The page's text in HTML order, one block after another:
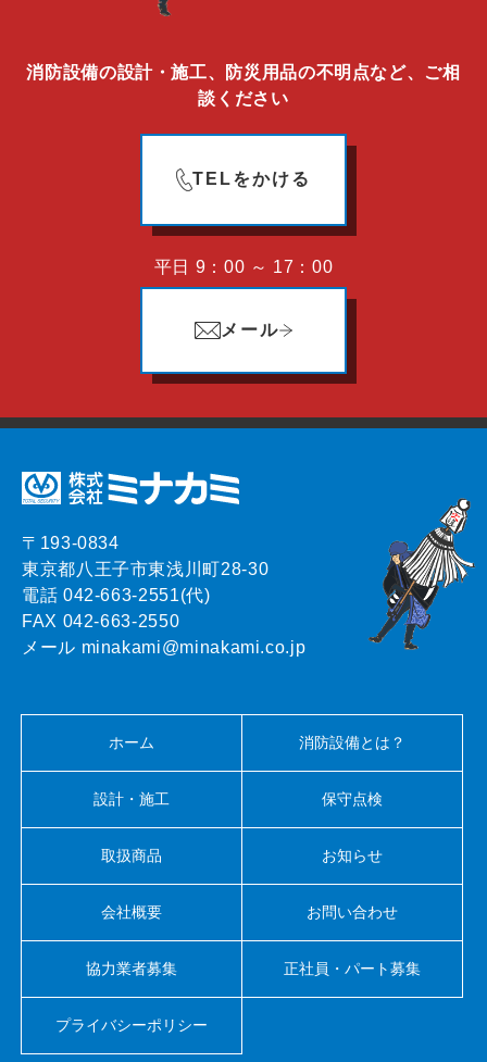
消防設備の設計・施工、防災用品の不明点など、ご相
談ください
TELをかける
平日 9：00 ～ 17：00
メール
〒193-0834
東京都八王子市東浅川町28-30
電話 042-663-2551(代)
FAX 042-663-2550
メール minakami@minakami.co.jp
ホーム 消防設備とは？
設計・施工 保守点検
取扱商品 お知らせ
会社概要 お問い合わせ
協力業者募集 正社員・パート募集
プライバシーポリシー